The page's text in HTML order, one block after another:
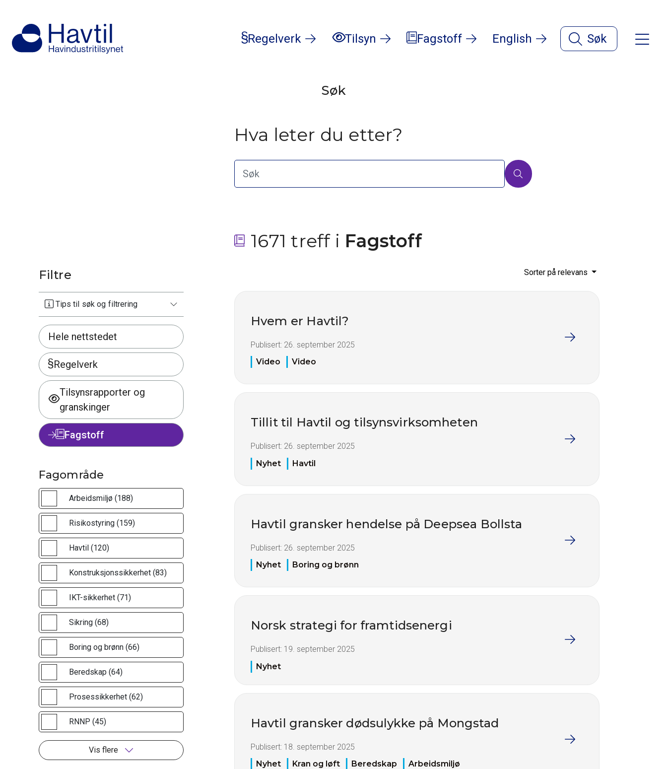
Regelverk Tilsyn Fagstoff English Søk
Søk
Hva leter du etter?
1671 treff i Fagstoff
Filtre
Tips til søk og filtrering
Hele nettstedet
Regelverk
Tilsynsrapporter og
granskinger
Fagstoff
Fagområde
Arbeidsmiljø (188)
Risikostyring (159)
Havtil (120)
Konstruksjonssikkerhet (83)
IKT-sikkerhet (71)
Sikring (68)
Boring og brønn (66)
Beredskap (64)
Prosessikkerhet (62)
RNNP (45)
Vis flere
Sorter på relevans
Hvem er Havtil?
Publisert: 26. september 2025
Video
Video
Tillit til Havtil og tilsynsvirksomheten
Publisert: 26. september 2025
Nyhet
Havtil
Havtil gransker hendelse på Deepsea Bollsta
Publisert: 26. september 2025
Nyhet
Boring og brønn
Norsk strategi for framtidsenergi
Publisert: 19. september 2025
Nyhet
Havtil gransker dødsulykke på Mongstad
Publisert: 18. september 2025
Nyhet
Kran og løft Beredskap Arbeidsmiljø